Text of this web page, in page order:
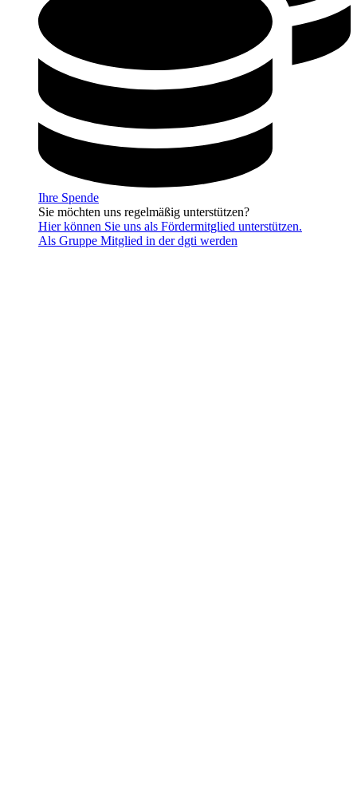
Ihre Spende
Sie möchten uns regelmäßig unterstützen?
Hier können Sie uns als Fördermitglied unterstützen.
Als Gruppe Mitglied in der dgti werden